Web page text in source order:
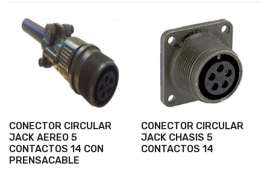
CONECTOR CIRCULAR
JACK AEREO 5
CONTACTOS 14 CON
PRENSACABLE
CONECTOR CIRCULAR
JACK CHASIS 5
CONTACTOS 14